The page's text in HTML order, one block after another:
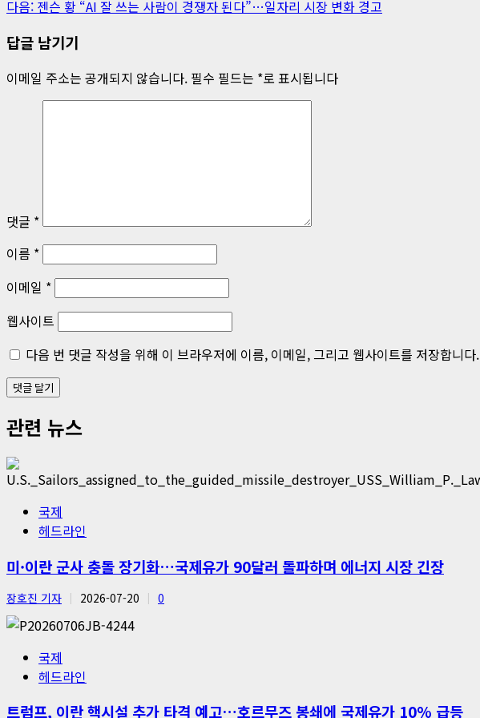
시
물
내
다음: 젠슨 황 “AI 잘 쓰는 사람이 경쟁자 된다”…일자리 시장 변화 경고
답글 남기기
이메일 주소는 공개되지 않습니다. 필수 필드는 *로 표시됩니다
댓글 *
이름 *
이메일 *
웹사이트
다음 번 댓글 작성을 위해 이 브라우저에 이름, 이메일, 그리고 웹사이트를 저장합니다.
관련 뉴스
국제
헤드라인
미·이란 군사 충돌 장기화…국제유가 90달러 돌파하며 에너지 시장 긴장
장호진 기자 2026-07-20 0
국제
헤드라인
트럼프, 이란 핵시설 추가 타격 예고…호르무즈 봉쇄에 국제유가 10% 급등